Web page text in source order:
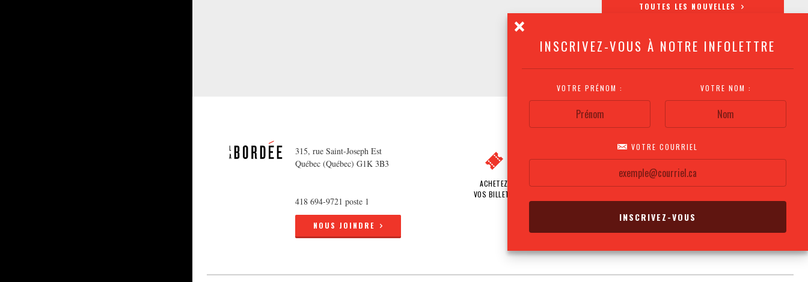
INSCRIVEZ-VOUS À NOTRE INFOLETTRE
VOTRE PRÉNOM : VOTRE NOM :
VOTRE COURRIEL
TOUTES LES NOUVELLES
315, rue Saint-Joseph Est
Québec (Québec) G1K 3B3
418 694-9721 poste 1
NOUS JOINDRE
ACHETEZ
VOS BILLETS